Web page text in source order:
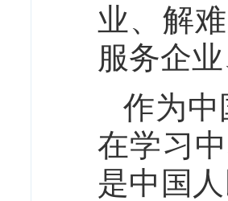
业、解
服务企
作为中
在学习
是中国